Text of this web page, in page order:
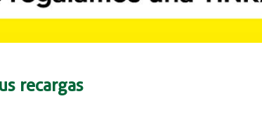
recargas